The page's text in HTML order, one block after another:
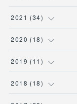
( 3 )
( 1 )
(2 )
(1)
( 3 )
(1)
(1)
( 1 )
( 2 )
2021 (34)
(1)
( 12
(1)
(3 )
2020 (18)
( 4 )
(4)
(1)
2019 (11 )
(5)
2018 (18)